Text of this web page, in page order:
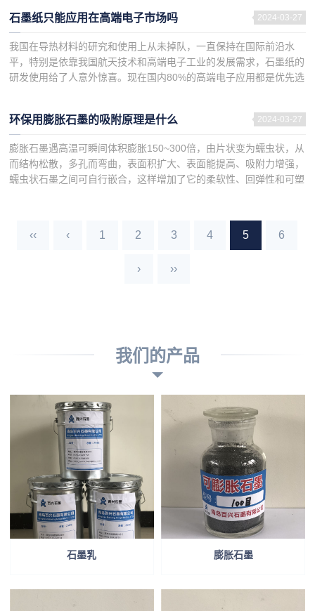
2024-03-27
石墨纸只能应用在高端电子市场吗
我国在导热材料的研究和使用上从未掉队，一直保持在国际前沿水
平，特别是依靠我国航天技术和高端电子工业的发展需求，石墨纸的
研发使用给了人意外惊喜。现在国内80%的高端电子应用都是优先选
2024-03-27
环保用膨胀石墨的吸附原理是什么
膨胀石墨遇高温可瞬间体积膨胀150~300倍，由片状变为蠕虫状，从
而结构松散，多孔而弯曲，表面积扩大、表面能提高、吸附力增强，
蠕虫状石墨之间可自行嵌合，这样增加了它的柔软性、回弹性和可塑
‹‹ ‹ 1 2 3 4 5 6
› ››
我们的产品
石墨乳 膨胀石墨